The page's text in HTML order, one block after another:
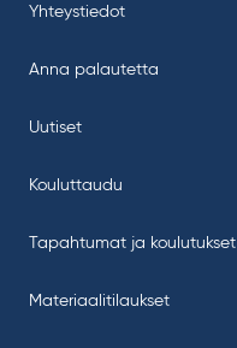
Yhteystiedot
Anna palautetta
Uutiset
Kouluttaudu
Tapahtumat ja koulutukset
Materiaalitilaukset